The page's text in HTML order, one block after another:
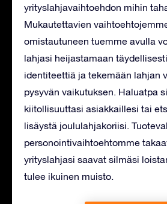
yrityslahjavaihtoehdon mihin
Mukautettavien
omistautuneen tuemme avulla
lahjasi heijastamaan
identiteettiä ja tekemään lahjan
pysyvän vaikutuksen. Haluatpa
kiitollisuuttasi asiakkaillesi tai
lisäystä joululahjakoriisi.
personointivaihtoehtomme
yrityslahjasi saavat silmäsi
tulee ikuinen muisto.